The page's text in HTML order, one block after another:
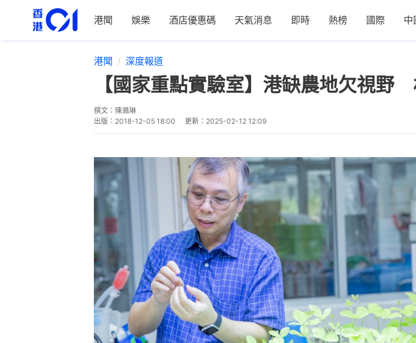
港聞 娛樂 酒店優惠碼 天氣消息 即時 熱榜 國際 中
港聞 深度報道
【國家重點實驗室】港缺農地欠視
撰文： 陳澔琳
出版： 2018-12-05 18:00 更新： 2025-02-12 12:09